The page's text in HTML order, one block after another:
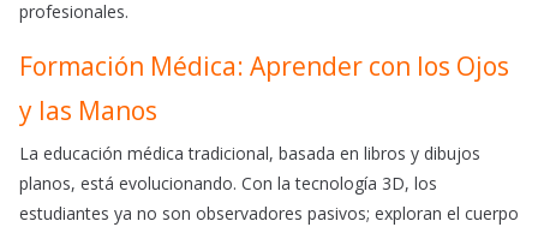
profesionales.
Formación Médica: Aprender con los Ojos
y las Manos
La educación médica tradicional, basada en libros y dibujos
planos, está evolucionando. Con la tecnología 3D, los
estudiantes ya no son observadores pasivos; exploran el cuerpo